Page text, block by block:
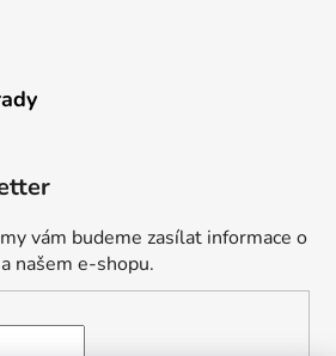
vám budeme zasílat informace o
našem e-shopu.